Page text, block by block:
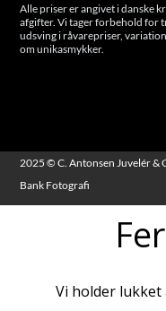
Alle priser er angivet i danske
afgifter. Vi tager forbehold for
udsving i råvarepriser,
om unikasmykker.
2025 © C. Antonsen Juvelér &
Bank Fotografi
Vi holder